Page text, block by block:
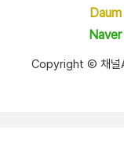
Daum
Naver
Copyright Ⓒ 채널